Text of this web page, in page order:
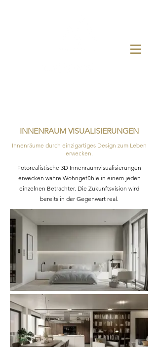
INNENRAUM VISUALISIERUNGEN
Innenräume durch einzigartiges Design zum Leben
erwecken.
Fotorealistische 3D Innenraumvisualisierungen
erwecken wahre Wohngefühle in einem jeden
einzelnen Betrachter. Die Zukunftsvision wird
bereits in der Gegenwart real.